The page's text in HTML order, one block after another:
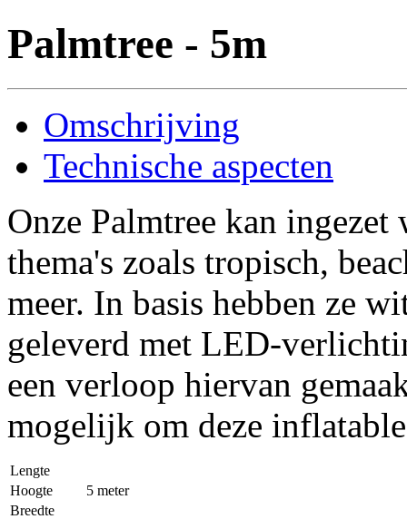
Palmtree - 5m
Omschrijving
Technische aspecten
Onze Palmtree kan
thema's zoals tropisch,
meer. In basis hebben ze
geleverd met LED-
een verloop hiervan
mogelijk om deze
Lengte
Hoogte
5 meter
Breedte